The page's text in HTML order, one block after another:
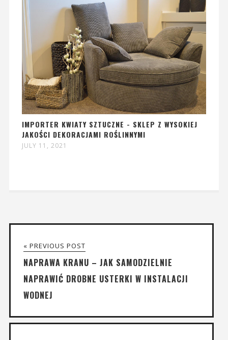
IMPORTER KWIATY SZTUCZNE - SKLEP Z WYSOKIEJ
JAKOŚCI DEKORACJAMI ROŚLINNYMI
JULY 11, 2021
« PREVIOUS POST
NAPRAWA KRANU – JAK SAMODZIELNIE
NAPRAWIĆ DROBNE USTERKI W INSTALACJI
WODNEJ